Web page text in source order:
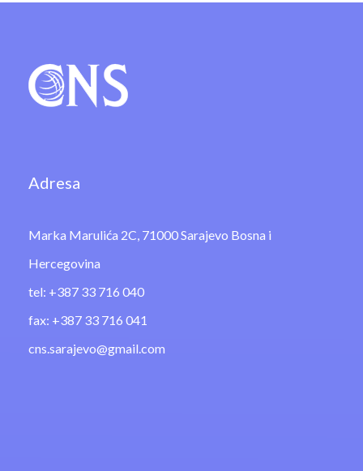
Adresa
Marka Marulića 2C, 71000 Sarajevo Bosna i
Hercegovina
tel: +387 33 716 040
fax: +387 33 716 041
cns.sarajevo@gmail.com